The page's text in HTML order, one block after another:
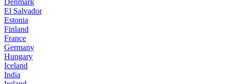
El Salvador
Estonia
Finland
France
Germany
Hungary
Iceland
India